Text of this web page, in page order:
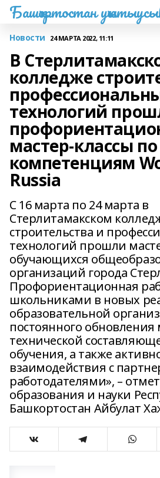
Башҡортостан
Новости 24 МАРТА 2022, 11:11
В
колледже
технологий
мастер-классы по
компетенциям
Russia
С 16 марта по 24 марта в
Стерлитамакском
строительства и
технологий прошли
обучающихся
организаций города
Профориентационная
школьниками в новых
образовательной
постоянного
технической
обучения, а также
взаимодействия с
работодателями», –
образования и науки
Башкортостан Айбулат